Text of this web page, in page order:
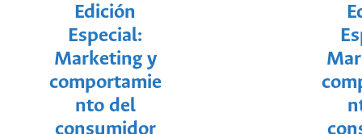
Edición
Especial:
Marketing y
comportamie
nto del
consumidor